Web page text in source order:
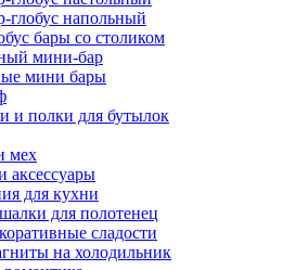
глобус напольный
бары со столиком
мини-бар
мини бары
и полки для бутылок
мех
аксессуары
для кухни
для полотенец
сладости
на холодильник